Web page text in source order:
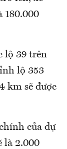
180.000
lộ 39 trên
lộ 353
km sẽ được
của dự
là 2.000